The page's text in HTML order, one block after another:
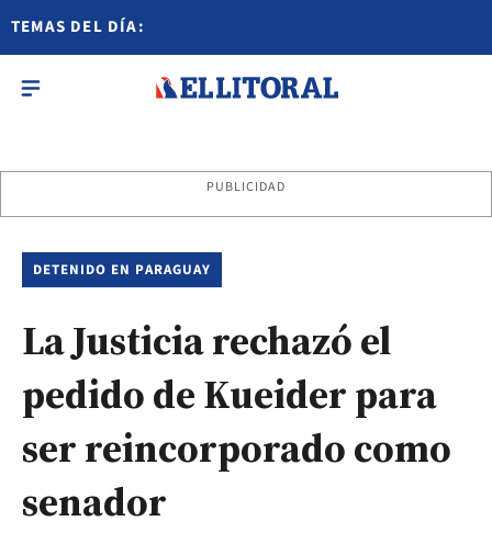
TEMAS DEL DÍA:
PUBLICIDAD
DETENIDO EN PARAGUAY
La Justicia rechazó el
pedido de Kueider para
ser reincorporado como
senador